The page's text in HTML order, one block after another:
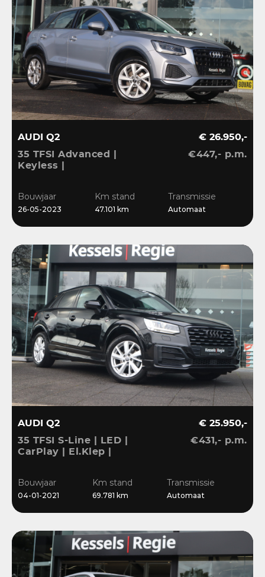
AUDI Q2
35 TFSI Advanced |
Keyless |
Navi | Sensoren | 17”
€ 26.950,-
€447,- p.m.
Bouwjaar
26-05-2023
Km stand
47.101 km
Transmissie
Automaat
AUDI Q2
35 TFSI S-Line | LED |
CarPlay | El.Klep |
€ 25.950,-
€431,- p.m.
Bouwjaar
04-01-2021
Km stand
69.781 km
Transmissie
Automaat